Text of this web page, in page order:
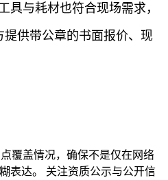
与耗材也符合现场需求，
供带公章的书面报价、现
覆盖情况，确保不是仅在网络
表达。 关注资质公示与公开信